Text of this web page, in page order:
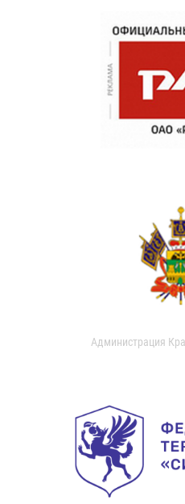
Администрация